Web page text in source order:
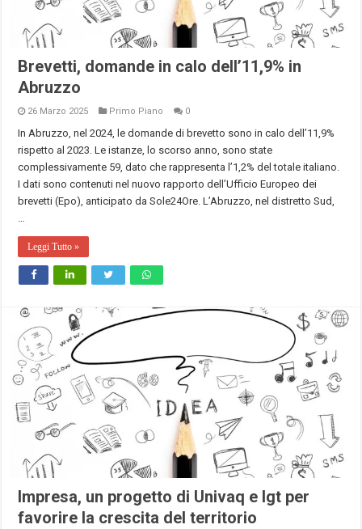
Brevetti, domande in calo dell’11,9% in
Abruzzo
26 Marzo 2025 Primo Piano 0
In Abruzzo, nel 2024, le domande di brevetto sono in calo dell’11,9%
rispetto al 2023. Le istanze, lo scorso anno, sono state
complessivamente 59, dato che rappresenta l’1,2% del totale italiano.
I dati sono contenuti nel nuovo rapporto dell’Ufficio Europeo dei
brevetti (Epo), anticipato da Sole24Ore. L’Abruzzo, nel distretto Sud,
Leggi Tutto »
Impresa, un progetto di Univaq e Igt per
favorire la crescita del territorio